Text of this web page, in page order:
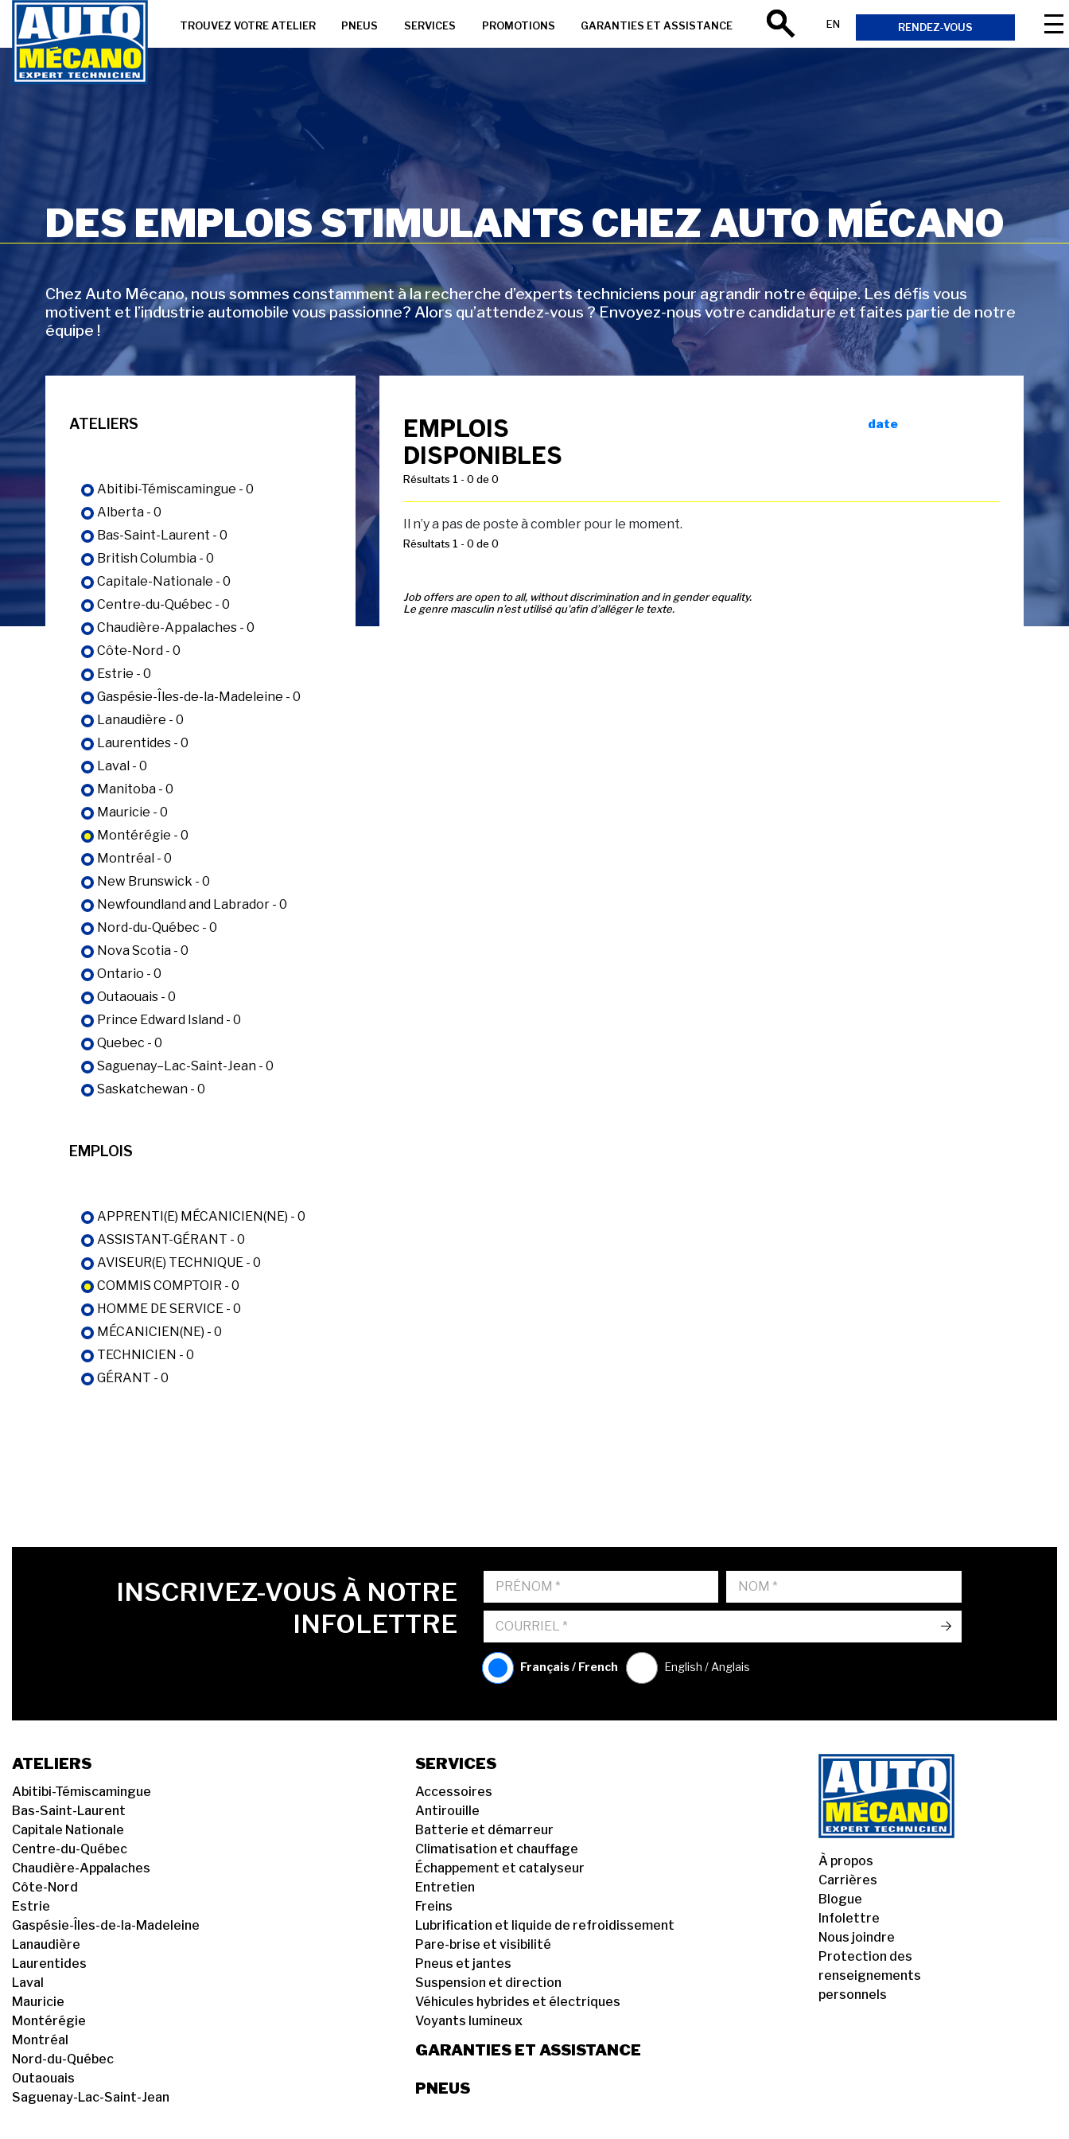
TROUVEZ VOTRE ATELIER PNEUS SERVICES PROMOTIONS GARANTIES ET ASSISTANCE RENDEZ-VOUS
EN
Rechercher
DES EMPLOIS STIMULANTS CHEZ AUTO MÉCANO
Chez Auto Mécano, nous sommes constamment à la recherche d’experts techniciens pour agrandir notre équipe. Les défis vous
motivent et l’industrie automobile vous passionne? Alors qu’attendez-vous ? Envoyez-nous votre candidature et faites partie de notre
équipe !
ATELIERS
Abitibi-Témiscamingue - 0
Alberta - 0
Bas-Saint-Laurent - 0
British Columbia - 0
Capitale-Nationale - 0
Centre-du-Québec - 0
Chaudière-Appalaches - 0
Côte-Nord - 0
Estrie - 0
Gaspésie-Îles-de-la-Madeleine - 0
Lanaudière - 0
Laurentides - 0
Laval - 0
Manitoba - 0
Mauricie - 0
Montérégie - 0
Montréal - 0
New Brunswick - 0
Newfoundland and Labrador - 0
Nord-du-Québec - 0
Nova Scotia - 0
Ontario - 0
Outaouais - 0
Prince Edward Island - 0
Quebec - 0
Saguenay–Lac-Saint-Jean - 0
Saskatchewan - 0
EMPLOIS
APPRENTI(E) MÉCANICIEN(NE) - 0
ASSISTANT-GÉRANT - 0
AVISEUR(E) TECHNIQUE - 0
COMMIS COMPTOIR - 0
HOMME DE SERVICE - 0
MÉCANICIEN(NE) - 0
TECHNICIEN - 0
GÉRANT - 0
EMPLOIS
DISPONIBLES
Résultats 1 - 0 de 0
date
Il n’y a pas de poste à combler pour le moment.
Résultats 1 - 0 de 0
Job offers are open to all, without discrimination and in gender equality.
Le genre masculin n’est utilisé qu'afin d’alléger le texte.
PRÉNOM
LAST NAME
INSCRIVEZ-VOUS À NOTRE
INFOLETTRE
LANGUE
Français / French English / Anglais
->
ATELIERS
Abitibi-Témiscamingue
Bas-Saint-Laurent
Capitale Nationale
Centre-du-Québec
Chaudière-Appalaches
Côte-Nord
Estrie
Gaspésie-Îles-de-la-Madeleine
Lanaudière
Laurentides
Laval
Mauricie
Montérégie
Montréal
Nord-du-Québec
Outaouais
Saguenay-Lac-Saint-Jean
SERVICES
Accessoires
Antirouille
Batterie et démarreur
Climatisation et chauffage
Échappement et catalyseur
Entretien
Freins
Lubrification et liquide de refroidissement
Pare-brise et visibilité
Pneus et jantes
Suspension et direction
Véhicules hybrides et électriques
Voyants lumineux
GARANTIES ET ASSISTANCE
PNEUS
À propos
Carrières
Blogue
Infolettre
Nous joindre
Protection des
renseignements
personnels